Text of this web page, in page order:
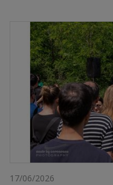
17/06/2026